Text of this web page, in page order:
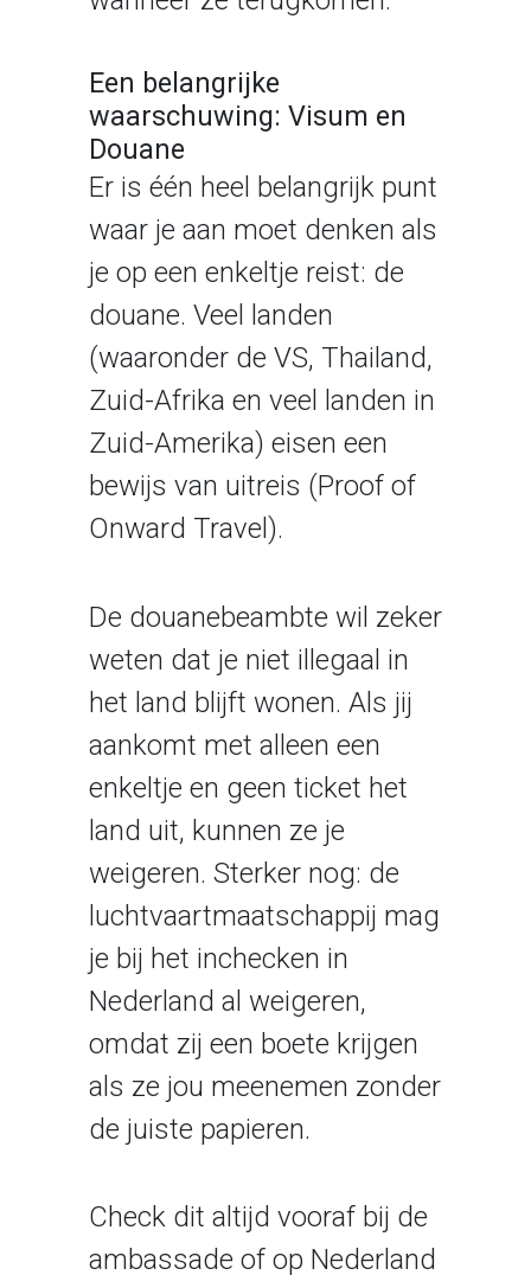
Een belangrijke
waarschuwing: Visum en
Douane
Er is één heel belangrijk punt
waar je aan moet denken als
je op een enkeltje reist: de
douane. Veel landen
(waaronder de VS, Thailand,
Zuid-Afrika en veel landen in
Zuid-Amerika) eisen een
bewijs van uitreis (Proof of
Onward Travel).
De douanebeambte wil zeker
weten dat je niet illegaal in
het land blijft wonen. Als jij
aankomt met alleen een
enkeltje en geen ticket het
land uit, kunnen ze je
weigeren. Sterker nog: de
luchtvaartmaatschappij mag
je bij het inchecken in
Nederland al weigeren,
omdat zij een boete krijgen
als ze jou meenemen zonder
de juiste papieren.
Check dit altijd vooraf bij de
ambassade of op Nederland